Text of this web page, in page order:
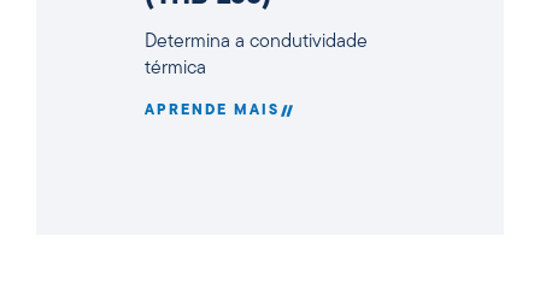
Determina a condutividade
térmica
APRENDE MAIS